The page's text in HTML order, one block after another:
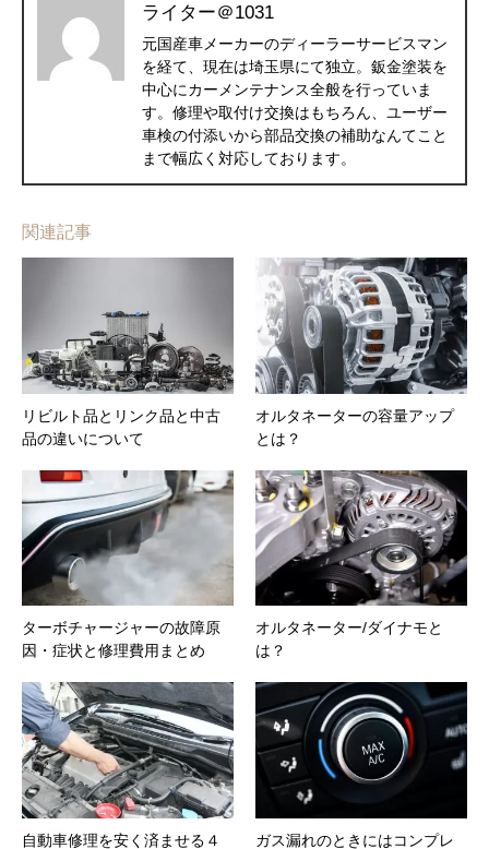
ライター＠1031
元国産車メーカーのディーラーサービスマン
を経て、現在は埼玉県にて独立。鈑金塗装を
中心にカーメンテナンス全般を行っていま
す。修理や取付け交換はもちろん、ユーザー
車検の付添いから部品交換の補助なんてこと
まで幅広く対応しております。
関連記事
リビルト品とリンク品と中古
品の違いについて
オルタネーターの容量アップ
とは？
ターボチャージャーの故障原
因・症状と修理費用まとめ
オルタネーター/ダイナモと
は？
自動車修理を安く済ませる４ ガス漏れのときにはコンプレ